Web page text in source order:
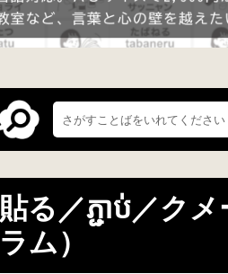
貼る／ភ្ជាប់／ク
ラム）